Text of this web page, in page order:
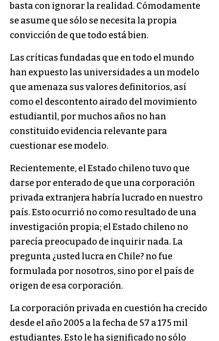
basta con ignorar la realidad. Cómodamente
se asume que sólo se necesita la propia
convicción de que todo está bien.
Las críticas fundadas que en todo el mundo
han expuesto las universidades a un modelo
que amenaza sus valores definitorios, así
como el descontento airado del movimiento
estudiantil, por muchos años no han
constituido evidencia relevante para
cuestionar ese modelo.
Recientemente, el Estado chileno tuvo que
darse por enterado de que una corporación
privada extranjera habría lucrado en nuestro
país. Esto ocurrió no como resultado de una
investigación propia; el Estado chileno no
parecía preocupado de inquirir nada. La
pregunta ¿usted lucra en Chile? no fue
formulada por nosotros, sino por el país de
origen de esa corporación.
La corporación privada en cuestión ha crecido
desde el año 2005 a la fecha de 57 a 175 mil
estudiantes. Esto le ha significado no sólo